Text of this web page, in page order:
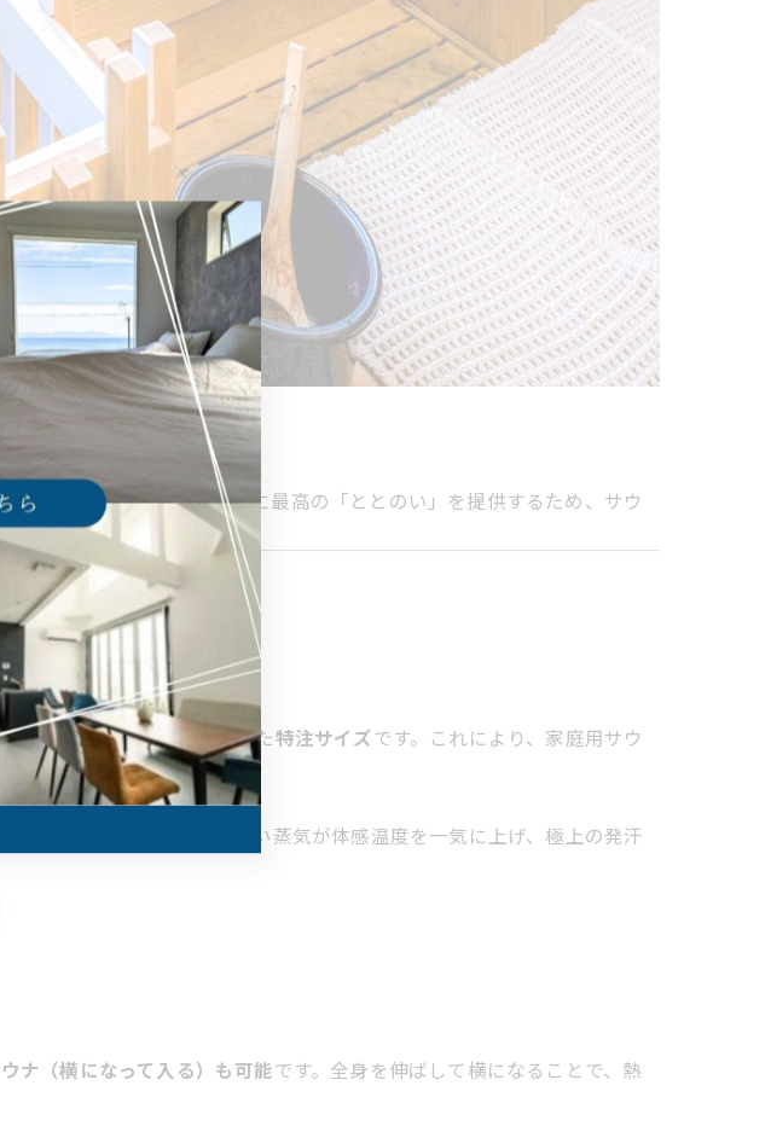
ランス淡路島は、お客様に最高の「ととのい」を提供するため、サウ
ています。
に合わせて計算し尽くされた特注サイズです。これにより、家庭用サウ
す。
を楽しめます。立ち昇る熱い蒸気が体感温度を一気に上げ、極上の発汗
ナ（横になって入る）も可能です。全身を伸ばして横になることで、熱